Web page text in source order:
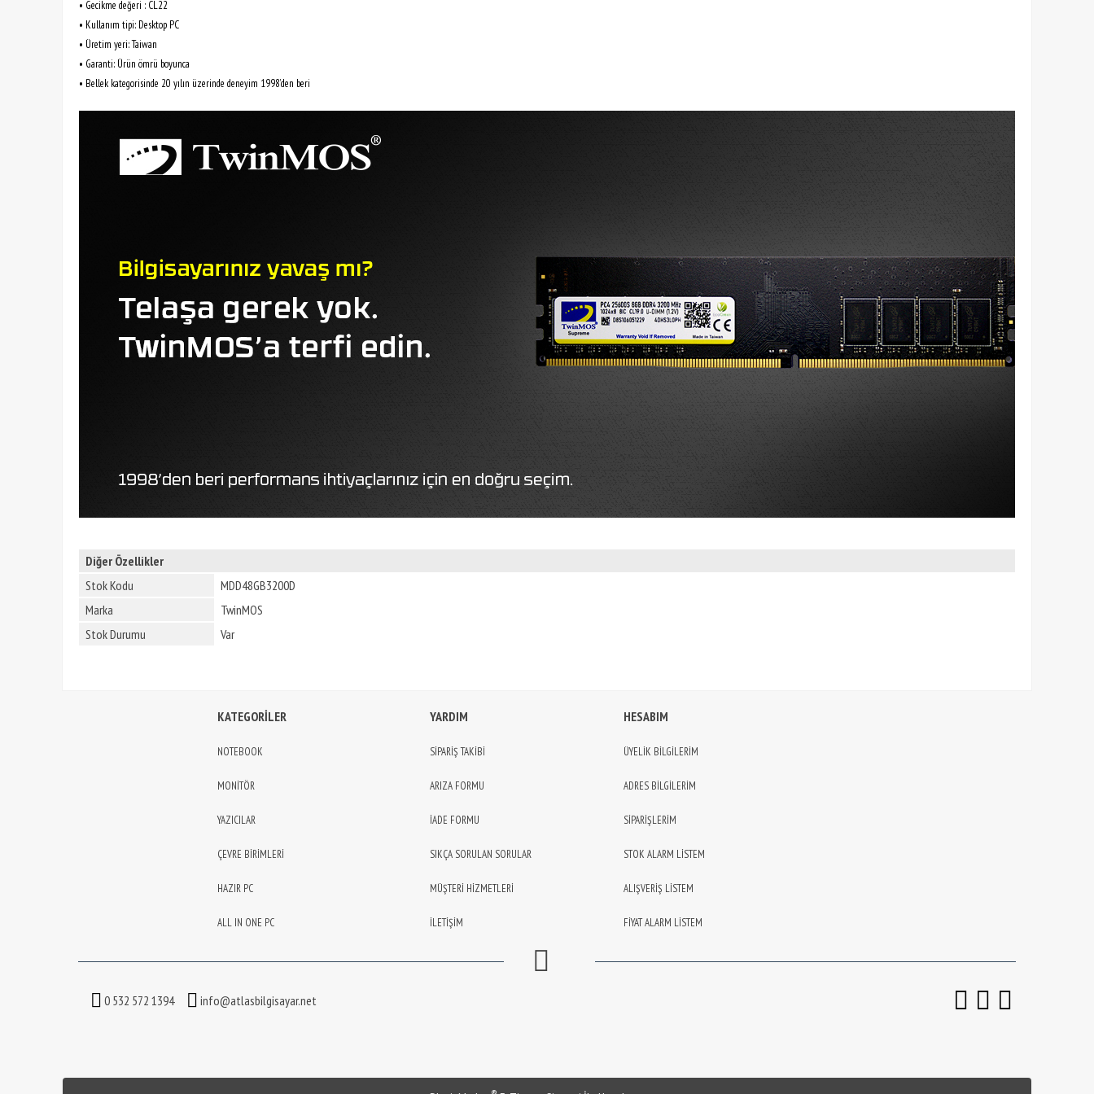
• Gecikme değeri : CL22
• Kullanım tipi: Desktop PC
• Üretim yeri: Taiwan
• Garanti: Ürün ömrü boyunca
• Bellek kategorisinde 20 yılın üzerinde deneyim 1998’den beri
Diğer Özellikler
Stok Kodu
MDD48GB3200D
Marka
TwinMOS
Stok Durumu
Var
KATEGORİLER
NOTEBOOK
MONİTÖR
YAZICILAR
ÇEVRE BİRİMLERİ
HAZIR PC
ALL IN ONE PC
YARDIM
SİPARİŞ TAKİBİ
ARIZA FORMU
İADE FORMU
SIKÇA SORULAN SORULAR
MÜŞTERİ HİZMETLERİ
İLETİŞİM
HESABIM
ÜYELİK BİLGİLERİM
ADRES BİLGİLERİM
SİPARİŞLERİM
STOK ALARM LİSTEM
ALIŞVERİŞ LİSTEM
FİYAT ALARM LİSTEM
0 532 572 1394 info@atlasbilgisayar.net